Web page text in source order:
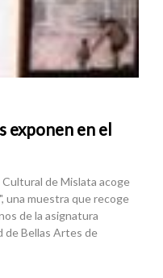
exponen en el
de Mislata acoge
una muestra que recoge
de la asignatura
de Bellas Artes de